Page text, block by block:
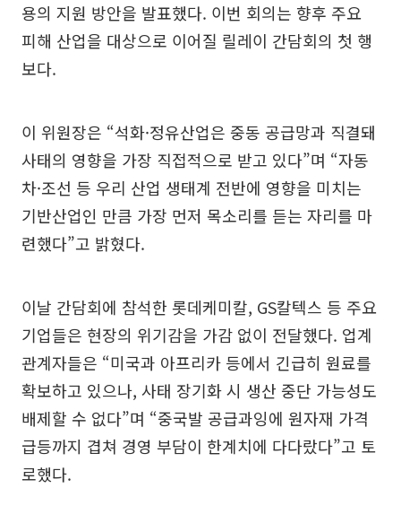
용의 지원 방안을 발표했다. 이번 회의는 향후 주요
피해 산업을 대상으로 이어질 릴레이 간담회의 첫 행
보다.
이 위원장은 “석화·정유산업은 중동 공급망과 직결돼
사태의 영향을 가장 직접적으로 받고 있다”며 “자동
차·조선 등 우리 산업 생태계 전반에 영향을 미치는
기반산업인 만큼 가장 먼저 목소리를 듣는 자리를 마
련했다”고 밝혔다.
이날 간담회에 참석한 롯데케미칼, GS칼텍스 등 주요
기업들은 현장의 위기감을 가감 없이 전달했다. 업계
관계자들은 “미국과 아프리카 등에서 긴급히 원료를
확보하고 있으나, 사태 장기화 시 생산 중단 가능성도
배제할 수 없다”며 “중국발 공급과잉에 원자재 가격
급등까지 겹쳐 경영 부담이 한계치에 다다랐다”고 토
로했다.